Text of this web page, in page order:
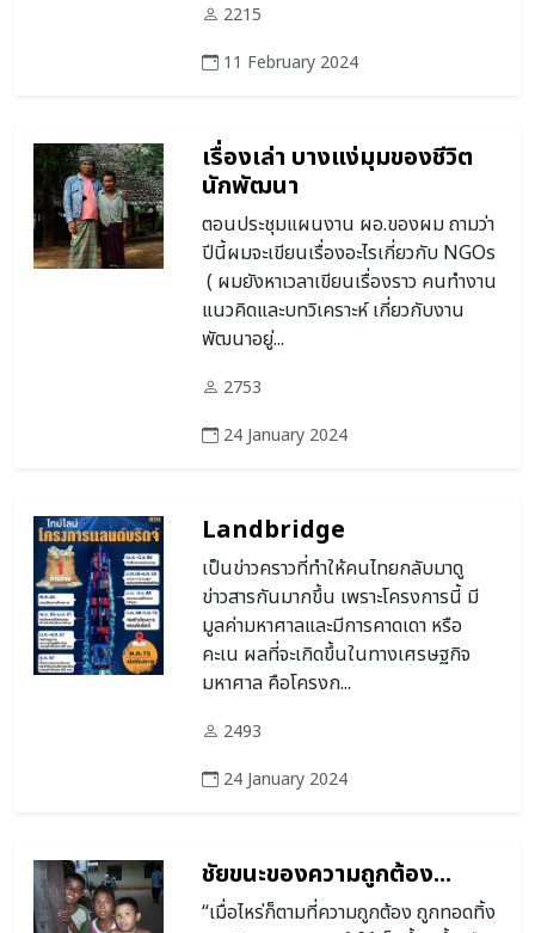
2215
11 February 2024
เรื่องเล่า บางแง่มุมของชีวิต
นักพัฒนา
ตอนประชุมแผนงาน ผอ.ของผม ถามว่า
ปีนี้ผมจะเขียนเรื่องอะไรเกี่ยวกับ NGOs
( ผมยังหาเวลาเขียนเรื่องราว คนทำงาน
แนวคิดและบทวิเคราะห์ เกี่ยวกับงาน
พัฒนาอยู่...
2753
24 January 2024
Landbridge
เป็นข่าวคราวที่ทำให้คนไทยกลับมาดู
ข่าวสารกันมากขึ้น เพราะโครงการนี้ มี
มูลค่ามหาศาลและมีการคาดเดา หรือ
คะเน ผลที่จะเกิดขึ้นในทางเศรษฐกิจ
มหาศาล คือโครงก...
2493
24 January 2024
ชัยขนะของความถูกต้อง...
“เมื่อไหร่ก็ตามที่ความถูกต้อง ถูกทอดทิ้ง